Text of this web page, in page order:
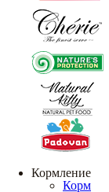
Кормление
Корм